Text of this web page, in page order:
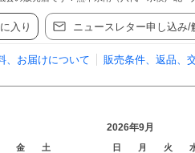
入り ニュースレター申し込み/
、お届けについて 販売条件、返品、
金 土
2026年9月
日 月 火